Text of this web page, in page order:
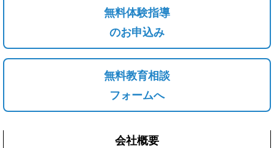
無料体験指導
のお申込み
無料教育相談
フォームへ
会社概要